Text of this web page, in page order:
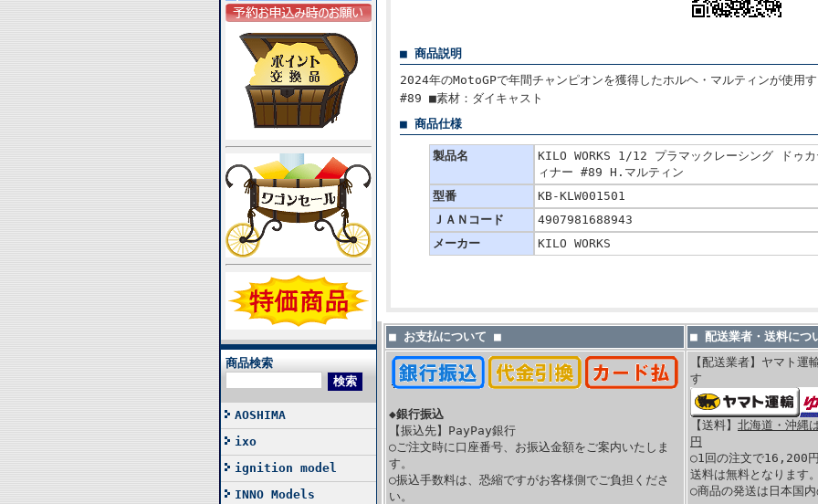
商品検索
AOSHIMA
ixo
ignition model
INNO Models
■ 商品説明
2024年のMotoGPで年間チャンピオンを獲得したホルヘ・マルティンが使用
#89 ■素材：ダイキャスト
■ 商品仕様
製品名
KILO WORKS 1/12 プラマックレーシング ドゥ
ィナー #89 H.マルティン
型番
KB-KLW001501
ＪＡＮコード
4907981688943
メーカー
KILO WORKS
■ お支払について ■ ■ 配送業者・送料につ
◆銀行振込
【振込先】PayPay銀行
○ご注文時に口座番号、お振込金額をご案内いたしま
す。
○振込手数料は、恐縮ですがお客様側でご負担くださ
い。
【配送業者】ヤマト
す
【送料】 北海道・沖
円
○1回の注文で16,200
送料は無料となります
○商品の発送は日本国